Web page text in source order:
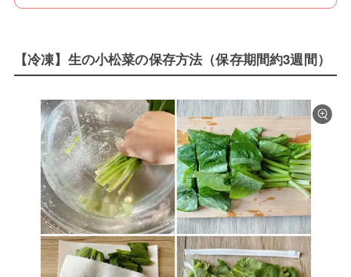
【冷凍】生の小松菜の保存方法（保存期間約3週間）